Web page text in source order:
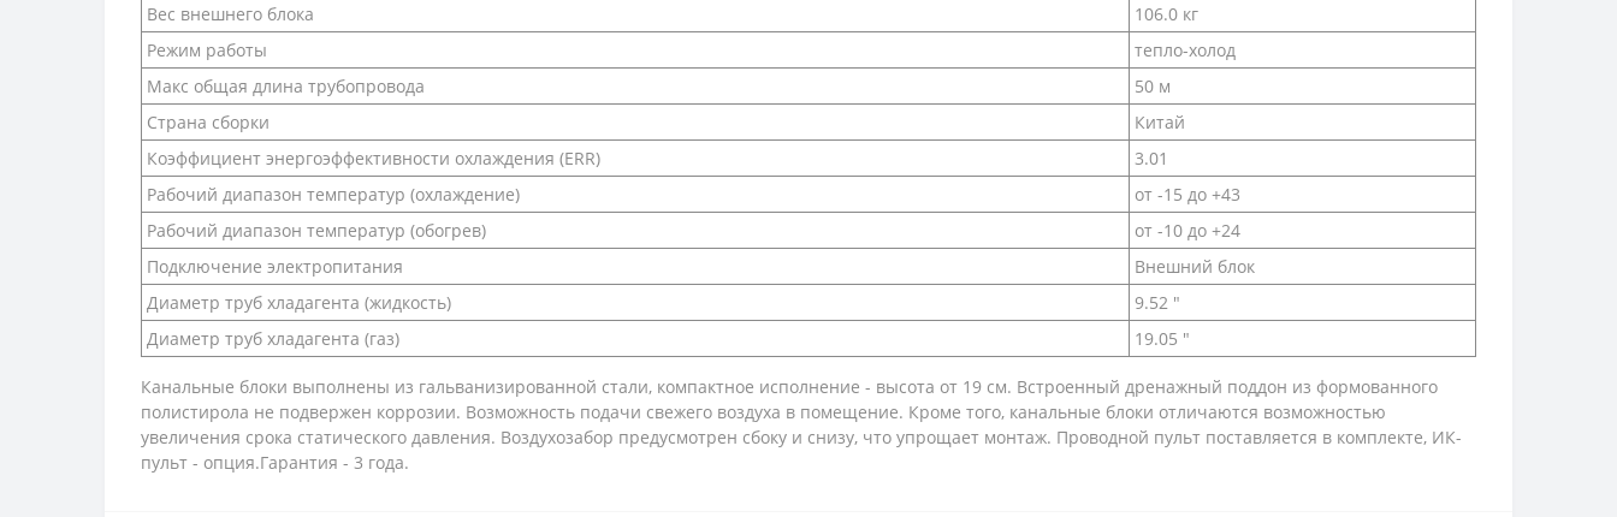
Вес внешнего блока
106.0 кг
Режим работы
тепло-холод
Макс общая длина трубопровода
50 м
Страна сборки
Китай
Коэффициент энергоэффективности охлаждения (ERR)
3.01
Рабочий диапазон температур (охлаждение)
от -15 до +43
Рабочий диапазон температур (обогрев)
от -10 до +24
Подключение электропитания
Внешний блок
Диаметр труб хладагента (жидкость)
9.52 "
Диаметр труб хладагента (газ)
19.05 "
Канальные блоки выполнены из гальванизированной стали, компактное исполнение - высота от 19 см. Встроенный дренажный поддон из формованного
полистирола не подвержен коррозии. Возможность подачи свежего воздуха в помещение. Кроме того, канальные блоки отличаются возможностью
увеличения срока статического давления. Воздухозабор предусмотрен сбоку и снизу, что упрощает монтаж. Проводной пульт поставляется в комплекте, ИК-
пульт - опция.Гарантия - 3 года.